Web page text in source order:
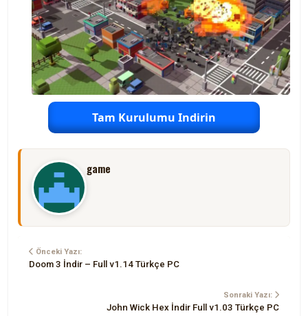
Tam Kurulumu Indirin
game
Önceki Yazı:
Doom 3 İndir – Full v1.14 Türkçe PC
Sonraki Yazı:
John Wick Hex İndir Full v1.03 Türkçe PC